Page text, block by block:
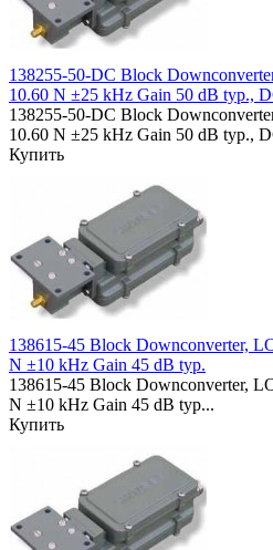
138255-50-DC Block
10.60 N ±25 kHz Gain 50 dB typ.,
138255-50-DC Block
10.60 N ±25 kHz Gain 50 dB typ.,
Купить
138615-45 Block Downconverter,
N ±10 kHz Gain 45 dB typ.
138615-45 Block Downconverter,
N ±10 kHz Gain 45 dB typ...
Купить